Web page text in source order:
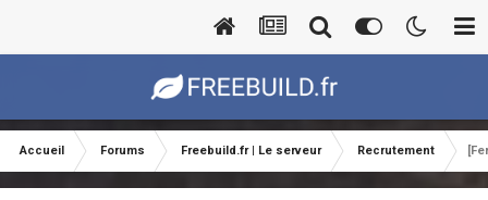
Accueil Forums Freebuild.fr | Le serveur Recrutement